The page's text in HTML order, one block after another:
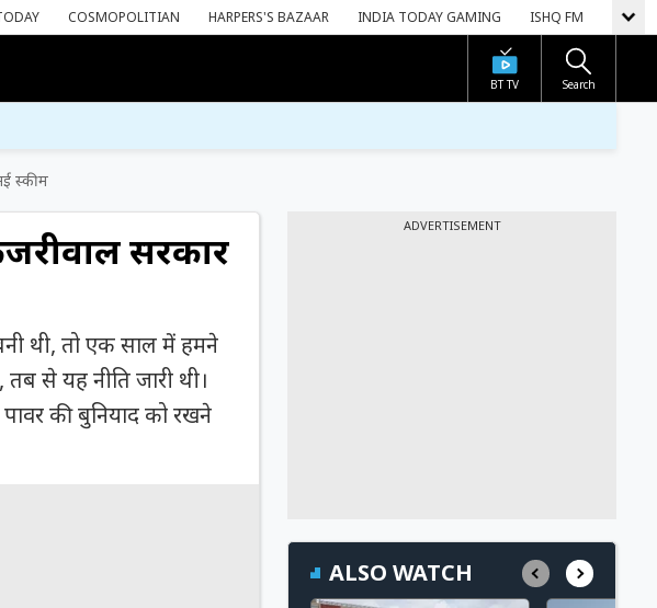
COSMOPOLITIAN HARPERS'S BAZAAR INDIA TODAY GAMING ISHQ FM
BT TV Search
स्कीम
सरकार
थी, तो एक साल में हमने
से यह नीति जारी थी।
की बुनियाद को रखने
ADVERTISEMENT
ALSO WATCH